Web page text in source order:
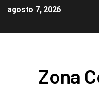
agosto 7, 2026
Zona